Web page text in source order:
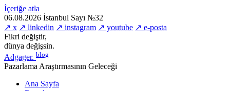
İçeriğe atla
06.08.2026 İstanbul Sayı №32
↗ x ↗ linkedin ↗ instagram ↗ youtube ↗ e-posta
Fikri değiştir,
dünya değişsin.
Adgager. blog
Pazarlama Araştırmasının Geleceği
Ana Sayfa